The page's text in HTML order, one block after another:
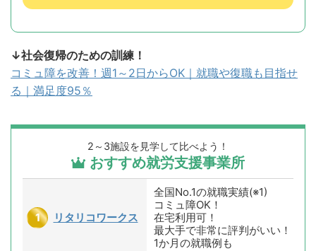
↓社会復帰のための訓練！
コミュ障を改善！週1～2日からOK｜就職や復職も目指せ
る｜満足度95％
2～3施設を見学して比べよう！
おすすめ就労支援事業所
リタリコワークス
全国No.1の就職実績(※1)
コミュ障OK！
在宅利用可！
最大手で非常に評判がいい！
1か月の就職例も